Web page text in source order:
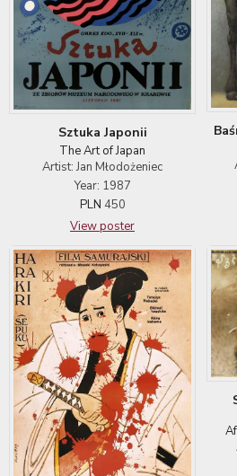
Sztuka Japonii
The Art of Japan
Artist: Jan Młodożeniec
Year: 1987
PLN 450
View poster